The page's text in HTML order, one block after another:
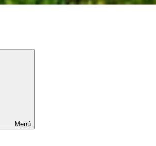
Menú